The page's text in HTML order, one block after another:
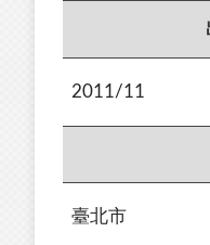
2011/11
臺北市